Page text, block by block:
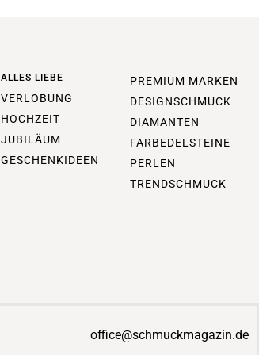
ALLES LIEBE
VERLOBUNG
HOCHZEIT
JUBILÄUM
GESCHENKIDEEN
PREMIUM MARKEN
DESIGNSCHMUCK
DIAMANTEN
FARBEDELSTEINE
PERLEN
TRENDSCHMUCK
office@schmuckmagazin.de